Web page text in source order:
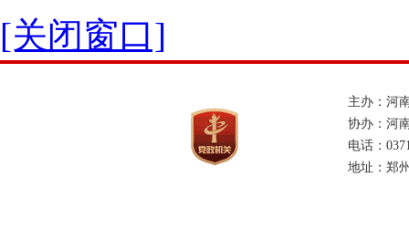
[关闭窗口]